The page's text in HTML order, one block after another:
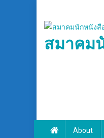
content
สมาคม
About